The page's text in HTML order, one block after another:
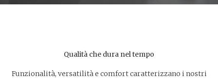
Qualità che dura nel tempo
Funzionalità, versatilità e comfort caratterizzano i nostri